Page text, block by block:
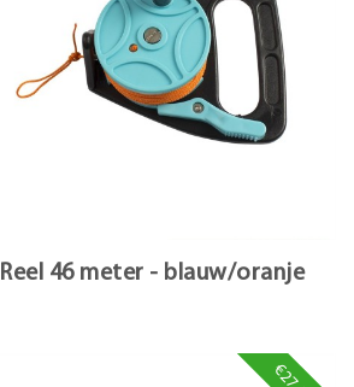
Reel 46 meter - blauw/oranje